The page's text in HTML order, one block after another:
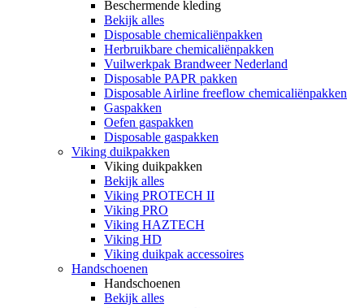
Beschermende kleding
Bekijk alles
Disposable chemicaliënpakken
Herbruikbare chemicaliënpakken
Vuilwerkpak Brandweer Nederland
Disposable PAPR pakken
Disposable Airline freeflow chemicaliënpakken
Gaspakken
Oefen gaspakken
Disposable gaspakken
Viking duikpakken
Viking duikpakken
Bekijk alles
Viking PROTECH II
Viking PRO
Viking HAZTECH
Viking HD
Viking duikpak accessoires
Handschoenen
Handschoenen
Bekijk alles